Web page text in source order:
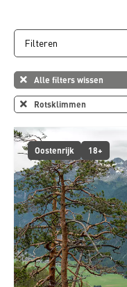
Filteren
Alle filters wissen
Rotsklimmen
Oostenrijk 18+